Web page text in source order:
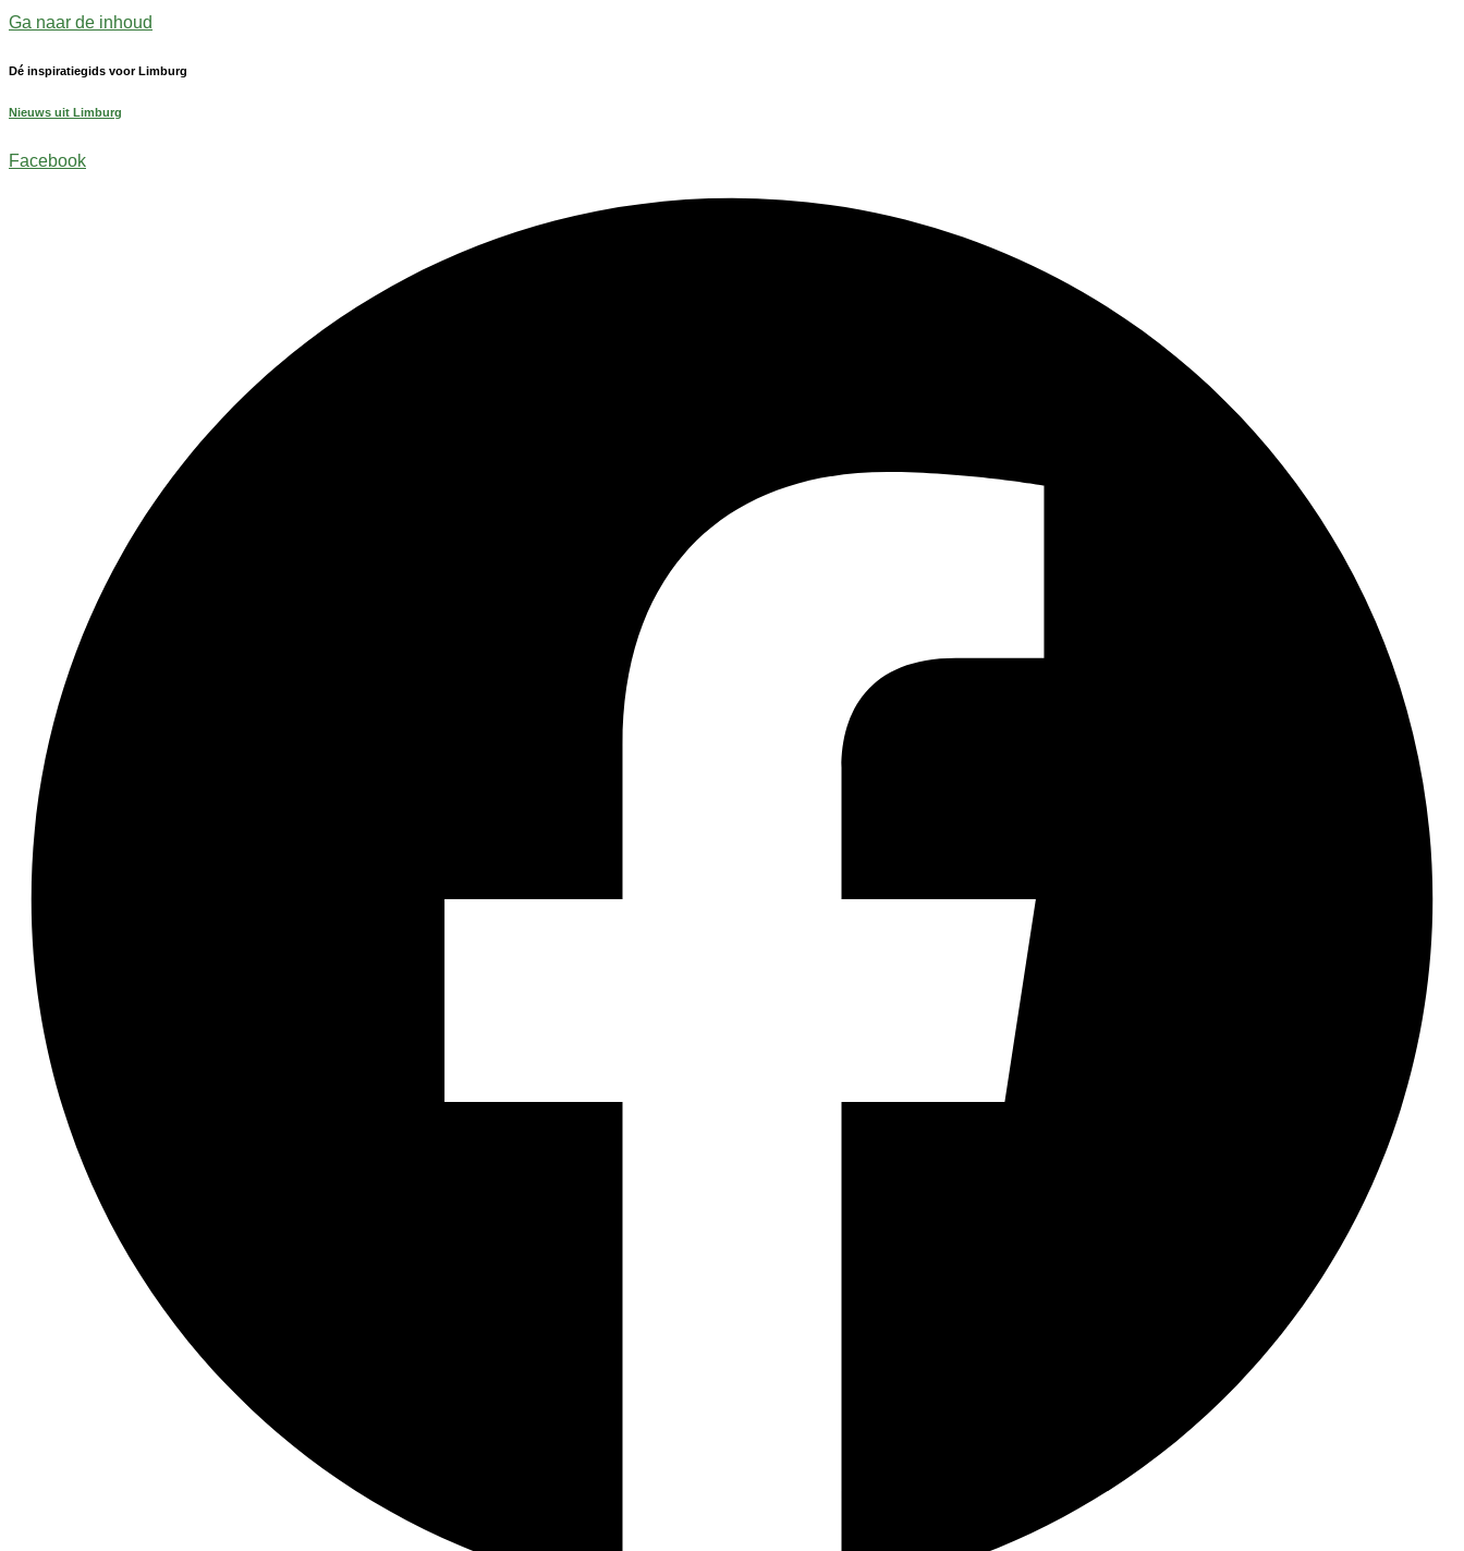
Ga naar de inhoud
Dé inspiratiegids voor Limburg
Nieuws uit Limburg
Facebook